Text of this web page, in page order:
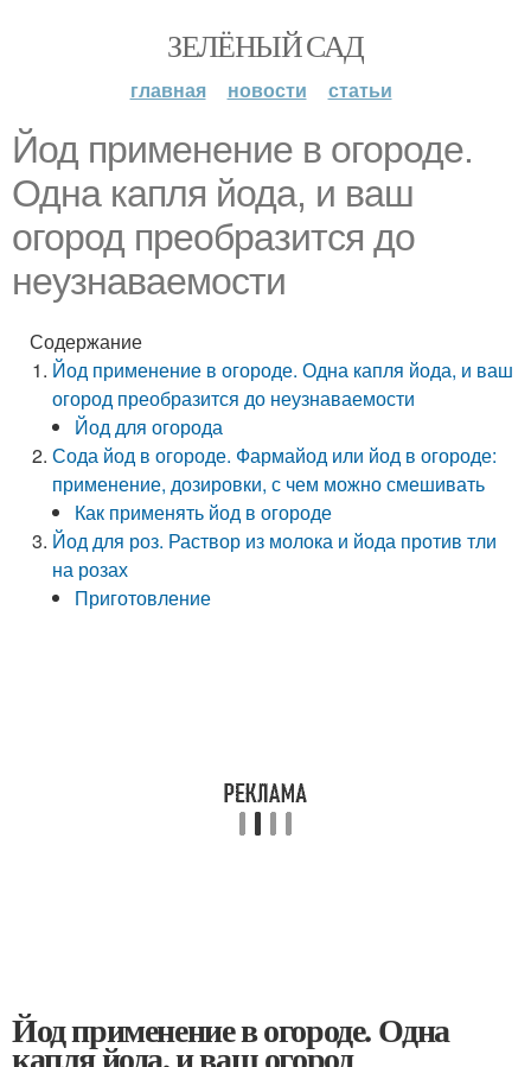
ЗЕЛЁНЫЙ САД
главная новости статьи
Йод применение в огороде.
Одна капля йода, и ваш
огород преобразится до
неузнаваемости
Содержание
Йод применение в огороде. Одна капля йода, и ваш
огород преобразится до неузнаваемости
Йод для огорода
Сода йод в огороде. Фармайод или йод в огороде:
применение, дозировки, с чем можно смешивать
Как применять йод в огороде
Йод для роз. Раствор из молока и йода против тли
на розах
Приготовление
Йод применение в огороде. Одна